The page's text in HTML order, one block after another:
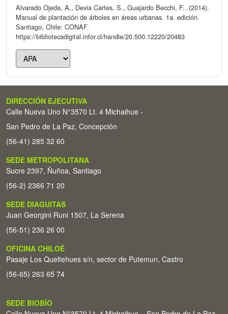
Alvarado Ojeda, A., Devia Cartes, S., Guajardo Becchi, F.. (2014).
Manual de plantación de árboles en áreas urbanas. 1a. edición.
Santiago, Chile: CONAF.
https://bibliotecadigital.infor.cl/handle/20.500.12220/20483
DIRECCIÓN EJECUTIVA
Calle Nueva Uno N°3570 Lt. 4 Michaihue -
San Pedro de La Paz, Concepción
(56-41) 285 32 60
SEDE METROPOLITANA
Sucre 2397, Ñuñoa, Santiago
(56-2) 2366 71 20
SEDE DIAGUITAS
Juan Georgini Runi 1507, La Serena
(56-51) 236 26 00
OFICINA CHILOÉ
Pasaje Los Queltehues s/n, sector de Putemun, Castro
(56-65) 263 65 74
SEDE BIOBÍO